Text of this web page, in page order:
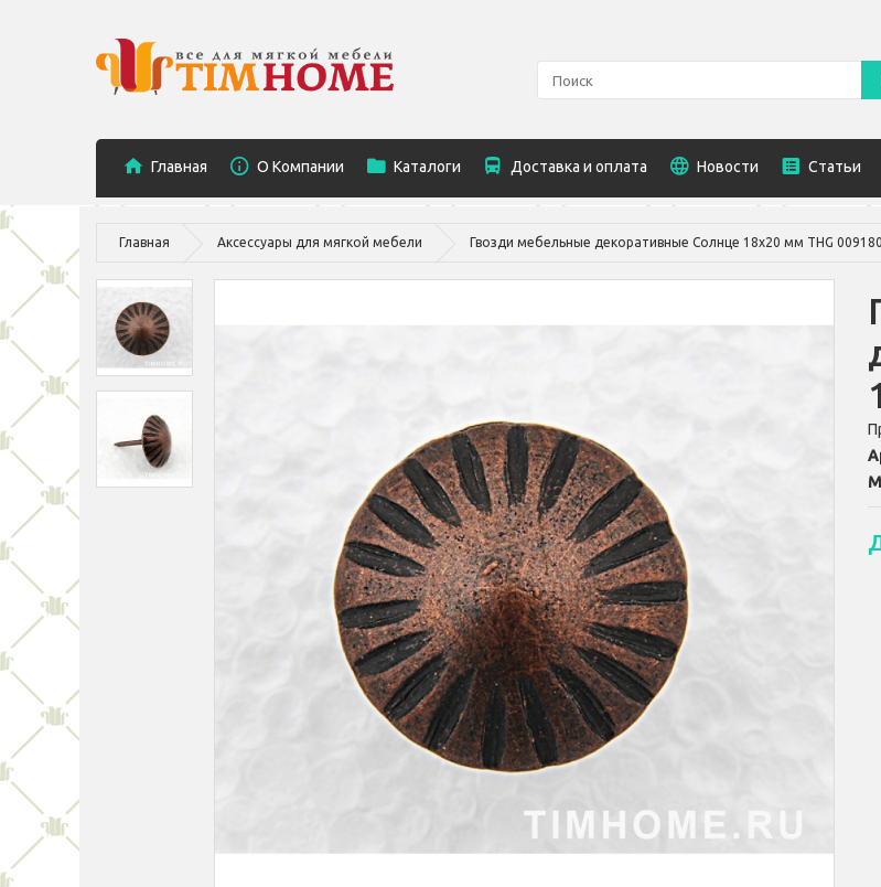
Главная O Компании Каталоги Доставка и оплата Новости Статьи
Главная Аксессуары для мягкой мебели Гвозди мебельные декоративные Солнце 18х20 мм THG 009180